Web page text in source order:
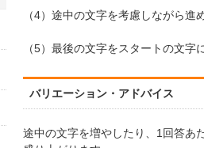
（4）途中の文字を考慮しながら進
（5）最後の文字をスタートの文
バリエーション・アドバイス
途中の文字を増やしたり、1回答あ